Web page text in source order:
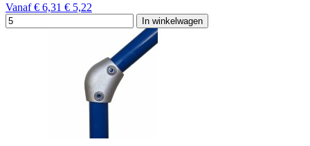
Vanaf € 6,31 € 5,22
In winkelwagen